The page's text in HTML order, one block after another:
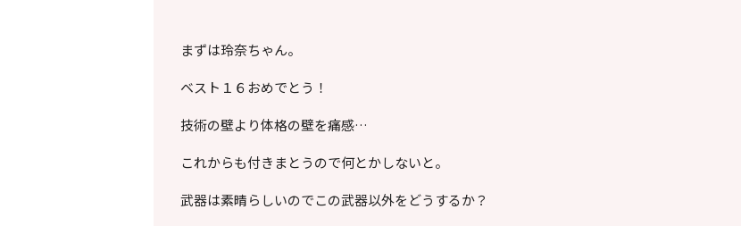
まずは玲奈ちゃん。
ベスト１６おめでとう！
技術の壁より体格の壁を痛感…
これからも付きまとうので何とかしないと。
武器は素晴らしいのでこの武器以外をどうするか？